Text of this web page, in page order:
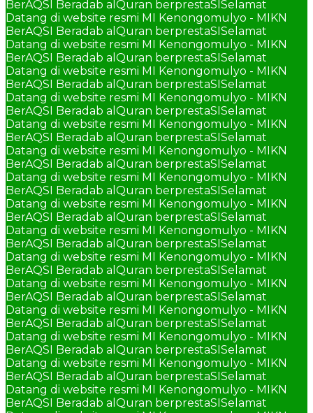
BerAQSI Beradab alQuran berprestaSISelamat
Datang di website resmi MI Kenongomulyo - MIKN
BerAQSI Beradab alQuran berprestaSISelamat
Datang di website resmi MI Kenongomulyo - MIKN
BerAQSI Beradab alQuran berprestaSISelamat
Datang di website resmi MI Kenongomulyo - MIKN
BerAQSI Beradab alQuran berprestaSISelamat
Datang di website resmi MI Kenongomulyo - MIKN
BerAQSI Beradab alQuran berprestaSISelamat
Datang di website resmi MI Kenongomulyo - MIKN
BerAQSI Beradab alQuran berprestaSISelamat
Datang di website resmi MI Kenongomulyo - MIKN
BerAQSI Beradab alQuran berprestaSISelamat
Datang di website resmi MI Kenongomulyo - MIKN
BerAQSI Beradab alQuran berprestaSISelamat
Datang di website resmi MI Kenongomulyo - MIKN
BerAQSI Beradab alQuran berprestaSISelamat
Datang di website resmi MI Kenongomulyo - MIKN
BerAQSI Beradab alQuran berprestaSISelamat
Datang di website resmi MI Kenongomulyo - MIKN
BerAQSI Beradab alQuran berprestaSISelamat
Datang di website resmi MI Kenongomulyo - MIKN
BerAQSI Beradab alQuran berprestaSISelamat
Datang di website resmi MI Kenongomulyo - MIKN
BerAQSI Beradab alQuran berprestaSISelamat
Datang di website resmi MI Kenongomulyo - MIKN
BerAQSI Beradab alQuran berprestaSISelamat
Datang di website resmi MI Kenongomulyo - MIKN
BerAQSI Beradab alQuran berprestaSISelamat
Datang di website resmi MI Kenongomulyo - MIKN
BerAQSI Beradab alQuran berprestaSISelamat